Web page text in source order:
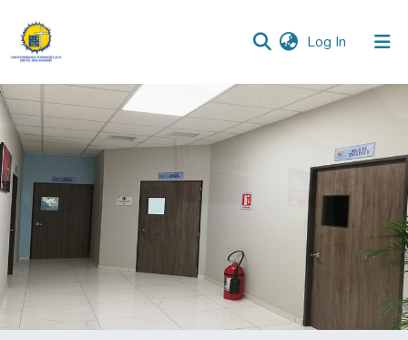
Log In (current)
Communities & Collections
All of DSpace
Statistics